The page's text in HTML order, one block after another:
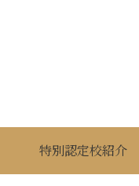
特別認定校紹介